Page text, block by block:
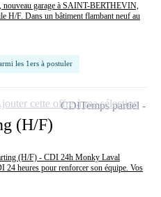
nouveau garage à SAINT-BERTHEVIN,
H/F. Dans un bâtiment flambant neuf au
les 1ers à postuler
(H/F)
(H/F) - CDI 24h Monky Laval
24 heures pour renforcer son équipe. Vos
CDITemps partiel
cette offre à ma sélection